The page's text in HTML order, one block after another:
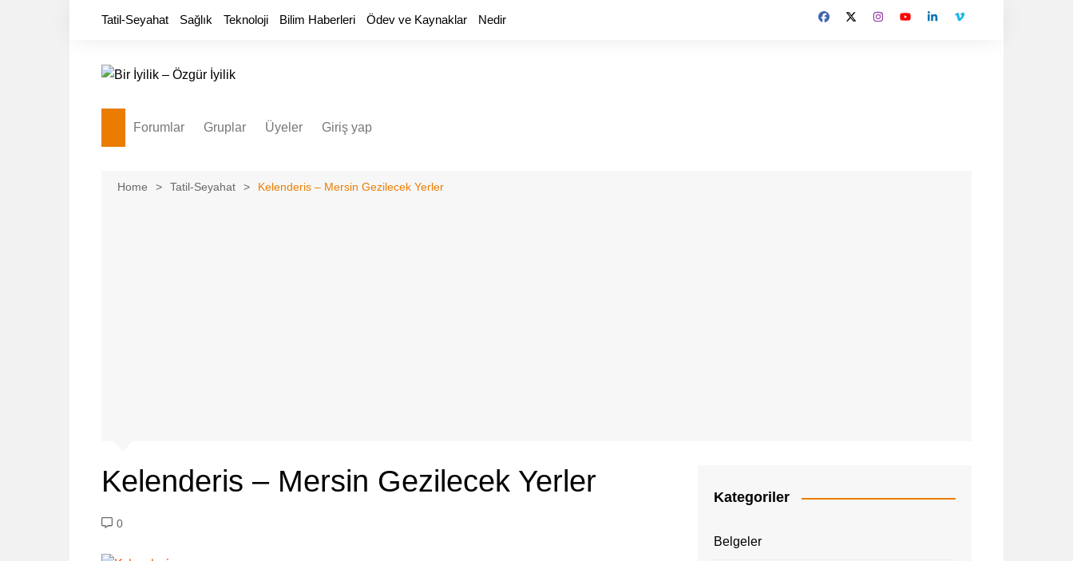
Tatil-Seyahat Sağlık Teknoloji Bilim Haberleri Ödev ve Kaynaklar Nedir
Forumlar Gruplar Üyeler Giriş yap
Home Tatil-Seyahat Kelenderis – Mersin Gezilecek Yerler
Kelenderis – Mersin Gezilecek Yerler
0
Kategoriler
Belgeler